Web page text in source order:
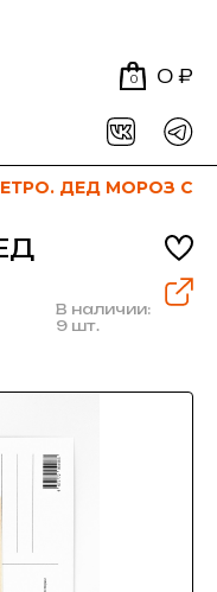
0 0 ₽
ДЕД МОРОЗ С
В наличии:
9 шт.